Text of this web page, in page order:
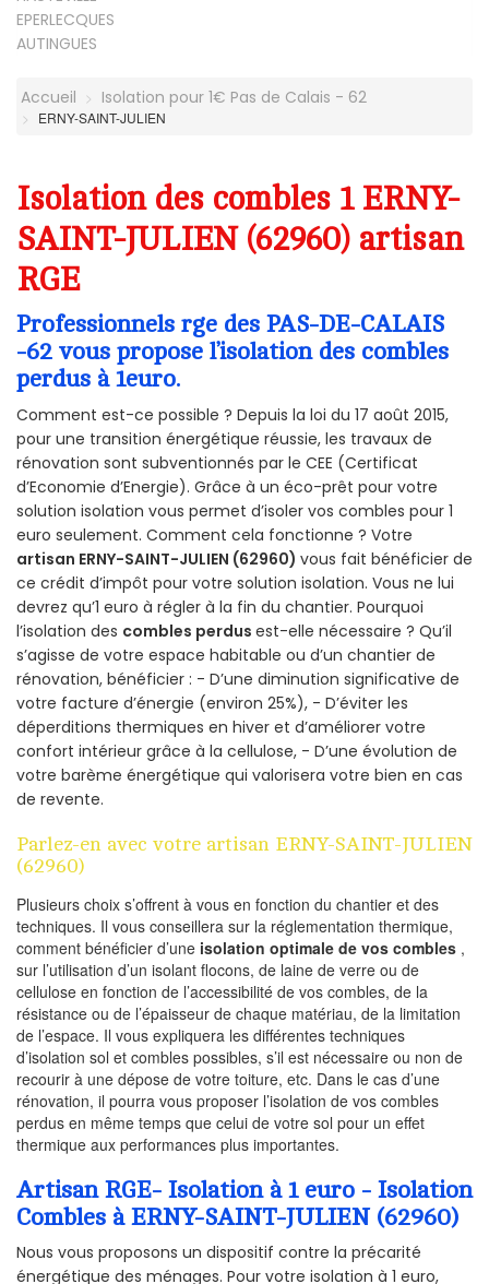
EPERLECQUES
AUTINGUES
Accueil Isolation pour 1€ Pas de Calais - 62
ERNY-SAINT-JULIEN
Isolation des combles 1 ERNY-
SAINT-JULIEN (62960) artisan
RGE
Professionnels rge des PAS-DE-CALAIS
-62 vous propose l’isolation des combles
perdus à 1euro.
Comment est-ce possible ? Depuis la loi du 17 août 2015,
pour une transition énergétique réussie, les travaux de
rénovation sont subventionnés par le CEE (Certificat
d’Economie d’Energie). Grâce à un éco-prêt pour votre
solution isolation vous permet d’isoler vos combles pour 1
euro seulement. Comment cela fonctionne ? Votre
artisan ERNY-SAINT-JULIEN (62960) vous fait bénéficier de
ce crédit d’impôt pour votre solution isolation. Vous ne lui
devrez qu’1 euro à régler à la fin du chantier. Pourquoi
l’isolation des combles perdus est-elle nécessaire ? Qu’il
s’agisse de votre espace habitable ou d’un chantier de
rénovation, bénéficier : - D’une diminution significative de
votre facture d’énergie (environ 25%), - D’éviter les
déperditions thermiques en hiver et d’améliorer votre
confort intérieur grâce à la cellulose, - D’une évolution de
votre barème énergétique qui valorisera votre bien en cas
de revente.
Parlez-en avec votre artisan ERNY-SAINT-JULIEN
(62960)
Plusieurs choix s’offrent à vous en fonction du chantier et des
techniques. Il vous conseillera sur la réglementation thermique,
comment bénéficier d’une isolation optimale de vos combles ,
sur l’utilisation d’un isolant flocons, de laine de verre ou de
cellulose en fonction de l’accessibilité de vos combles, de la
résistance ou de l’épaisseur de chaque matériau, de la limitation
de l’espace. Il vous expliquera les différentes techniques
d’isolation sol et combles possibles, s’il est nécessaire ou non de
recourir à une dépose de votre toiture, etc. Dans le cas d’une
rénovation, il pourra vous proposer l’isolation de vos combles
perdus en même temps que celui de votre sol pour un effet
thermique aux performances plus importantes.
Artisan RGE- Isolation à 1 euro - Isolation
Combles à ERNY-SAINT-JULIEN (62960)
Nous vous proposons un dispositif contre la précarité
énergétique des ménages. Pour votre isolation à 1 euro,